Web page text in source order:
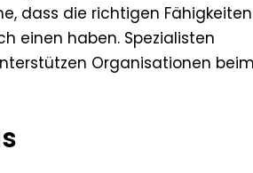
dass die richtigen Fähigkeiten
einen haben. Spezialisten
Organisationen beim